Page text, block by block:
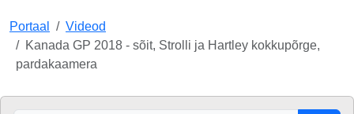
Portaal
Videod
Kanada GP 2018 - sõit, Strolli ja Hartley kokkupõrge,
pardakaamera